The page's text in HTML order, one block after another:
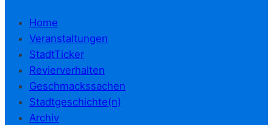
Home
Veranstaltungen
StadtTicker
Revierverhalten
Geschmackssachen
Stadtgeschichte(n)
Archiv